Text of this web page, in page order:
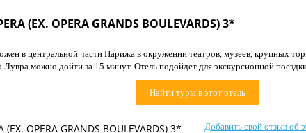
(EX. OPERA GRANDS BOULEVARDS) 3*
в центральной части Парижа в окружении театров, музеев, крупных
можно дойти за 15 минут. Отель подойдет для экскурсионной
Найти туры в этот отель
Добавить свой отзыв об